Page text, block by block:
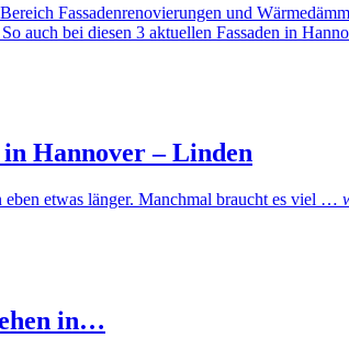
Fassadenrenovierungen und
auch bei diesen 3 aktuellen Fassaden in
Hannover – Linden
etwas länger. Manchmal braucht es viel …
in…